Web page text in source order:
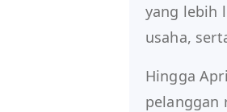
yang lebih
usaha,
Hingga
pelanggan